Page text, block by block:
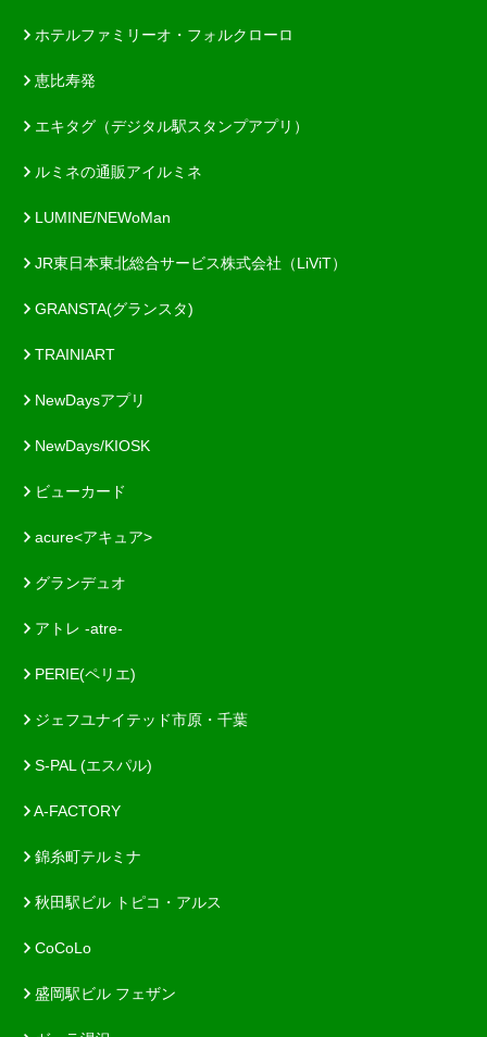
ホテルファミリーオ・フォルクローロ
恵比寿発
エキタグ（デジタル駅スタンプアプリ）
ルミネの通販アイルミネ
LUMINE/NEWoMan
JR東日本東北総合サービス株式会社（LiViT）
GRANSTA(グランスタ)
TRAINIART
NewDaysアプリ
NewDays/KIOSK
ビューカード
acure<アキュア>
グランデュオ
アトレ -atre-
PERIE(ペリエ)
ジェフユナイテッド市原・千葉
S-PAL (エスパル)
A-FACTORY
錦糸町テルミナ
秋田駅ビル トピコ・アルス
CoCoLo
盛岡駅ビル フェザン